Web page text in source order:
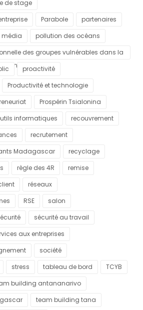
de stage
Parabole
partenaires
média
pollution des océans
des groupes vulnérables dans la
proactivité
Productivité et technologie
Prospérin Tsialonina
informatiques
recouvrement
recrutement
Madagascar
recyclage
règle des 4R
remise
réseaux
RSE
salon
sécurité au travail
aux entreprises
société
stress tableau de bord
TCYB
building antananarivo
team building tana